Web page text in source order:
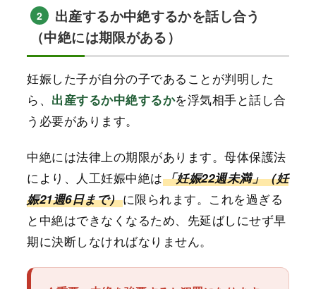
2
出産するか中絶するかを話し合う
（中絶には期限がある）
妊娠した子が自分の子であることが判明した
ら、 出産するか中絶するかを浮気相手と話し合
う必要があります。
中絶には法律上の期限があります。母体保護法
により、人工妊娠中絶は「妊娠22週未満」（妊
娠21週6日まで）に限られます。これを過ぎる
と中絶はできなくなるため、先延ばしにせず早
期に決断しなければなりません。